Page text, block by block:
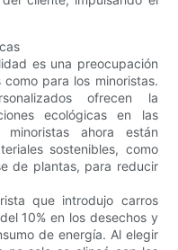
es una preocupación
para los minoristas.
ofrecen la
ecológicas en las
minoristas ahora están
sostenibles, como
de plantas, para reducir
que introdujo carros
10% en los desechos y
de energía. Al elegir